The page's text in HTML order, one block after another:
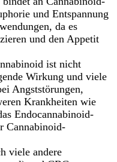
und Entspannung
da es
und den Appetit
ist nicht
Wirkung und viele
Angststörungen,
Krankheiten wie
Endocannabinoid-
Cannabinoid-
viele andere